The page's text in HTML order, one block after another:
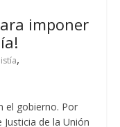
imponer
,
el gobierno. Por
Justicia de la Unión